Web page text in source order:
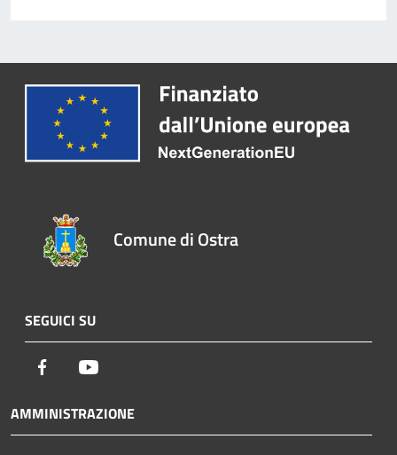
Comune di Ostra
SEGUICI SU
Facebook
AMMINISTRAZIONE